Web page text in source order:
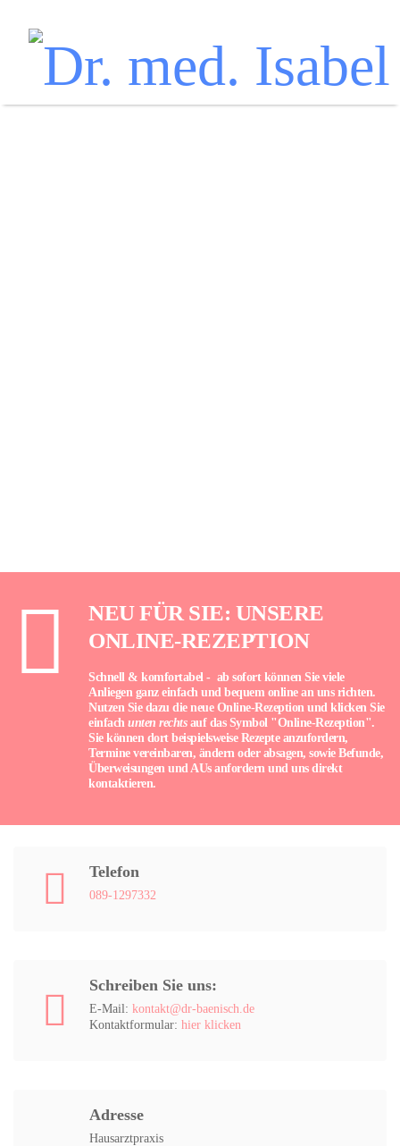
NEU FÜR SIE: UNSERE
ONLINE-REZEPTION
Schnell & komfortabel - ab sofort können Sie viele
Anliegen ganz einfach und bequem online an uns richten.
Nutzen Sie dazu die neue Online-Rezeption und klicken Sie
einfach unten rechtsauf das Symbol "Online-Rezeption".
Sie können dort beispielsweise Rezepte anzufordern,
Termine vereinbaren, ändern oder absagen, sowie Befunde,
Überweisungen und AUs anfordern und uns direkt
kontaktieren.
Telefon
089-1297332
Schreiben Sie uns:
E-Mail: kontakt@dr-baenisch .de
Kontaktformular: hier klicken
Adresse
Hausarztpraxis